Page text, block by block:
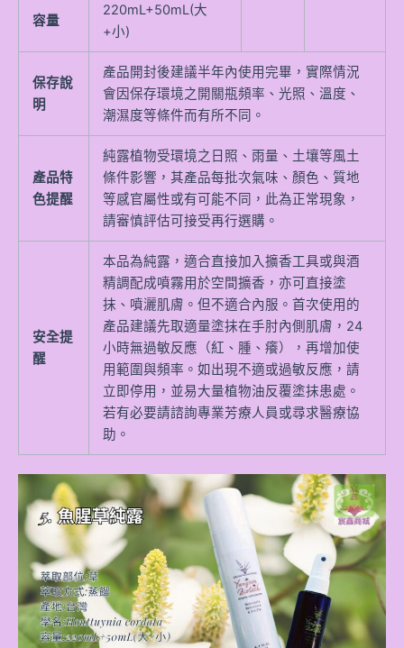
容量
220mL+50mL(大
+小)
保存說
明
產品開封後建議半年內使用完畢，實際情況
會因保存環境之開關瓶頻率、光照、溫度、
潮濕度等條件而有所不同。
產品特
色提醒
純露植物受環境之日照、雨量、土壤等風土
條件影響，其產品每批次氣味、顏色、質地
等感官屬性或有可能不同，此為正常現象，
請審慎評估可接受再行選購。
安全提
醒
本品為純露，適合直接加入擴香工具或與酒
精調配成噴霧用於空間擴香，亦可直接塗
抹、噴灑肌膚。但不適合內服。首次使用的
產品建議先取適量塗抹在手肘內側肌膚，24
小時無過敏反應（紅、腫、癢），再增加使
用範圍與頻率。如出現不適或過敏反應，請
立即停用，並易大量植物油反覆塗抹患處。
若有必要請諮詢專業芳療人員或尋求醫療協
助。